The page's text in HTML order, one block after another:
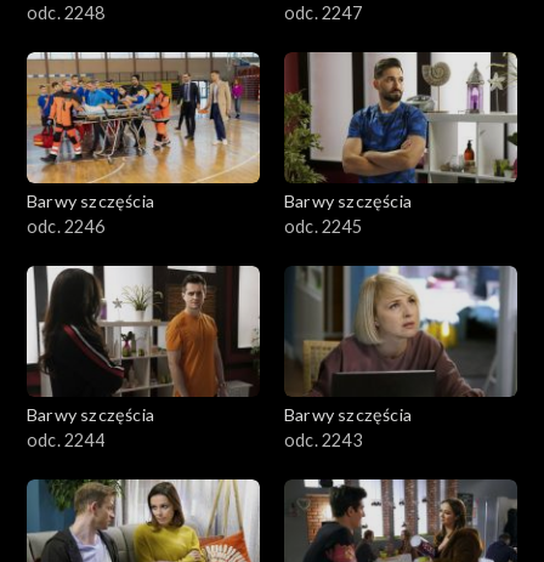
odc. 2248
odc. 2247
Barwy szczęścia
odc. 2246
Barwy szczęścia
odc. 2245
Barwy szczęścia
odc. 2244
Barwy szczęścia
odc. 2243